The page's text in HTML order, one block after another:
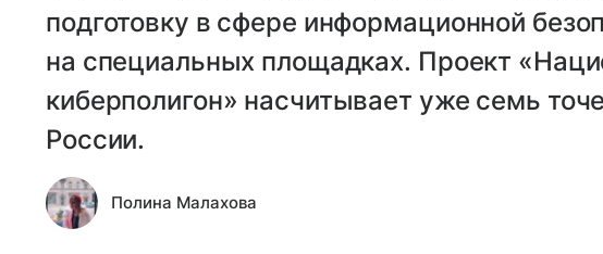
подготовку в сфере информационной
на специальных площадках. Проект
киберполигон» насчитывает уже семь
России.
Полина Малахова